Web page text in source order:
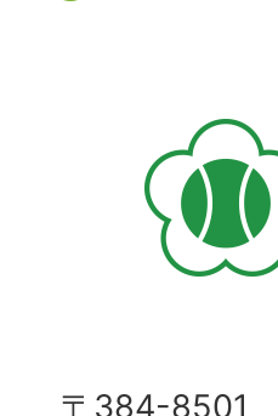
〒384-8501